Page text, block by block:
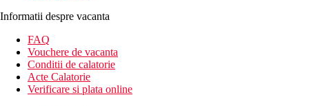
Informatii despre vacanta
FAQ
Vouchere de vacanta
Conditii de calatorie
Acte Calatorie
Verificare si plata online